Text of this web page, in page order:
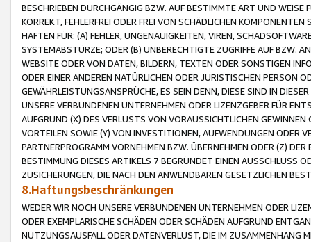
BESCHRIEBEN DURCHGÄNGIG BZW. AUF BESTIMMTE ART UND
KORREKT, FEHLERFREI ODER FREI VON SCHÄDLICHEN
HAFTEN FÜR: (A) FEHLER, UNGENAUIGKEITEN, VIREN,
SYSTEMABSTÜRZE; ODER (B) UNBERECHTIGTE ZUGRIFFE AUF BZW.
WEBSITE ODER VON DATEN, BILDERN, TEXTEN ODER SONSTIGEN
ODER EINER ANDEREN NATÜRLICHEN ODER JURISTISCHEN PERSON
GEWÄHRLEISTUNGSANSPRÜCHE, ES SEIN DENN, DIESE SIND IN
UNSERE VERBUNDENEN UNTERNEHMEN ODER LIZENZGEBER FÜR
AUFGRUND (X) DES VERLUSTS VON VORAUSSICHTLICHEN
VORTEILEN SOWIE (Y) VON INVESTITIONEN, AUFWENDUNGEN ODER
PARTNERPROGRAMM VORNEHMEN BZW. ÜBERNEHMEN ODER (Z)
BESTIMMUNG DIESES ARTIKELS 7 BEGRÜNDET EINEN AUSSCHLUSS
ZUSICHERUNGEN, DIE NACH DEN ANWENDBAREN GESETZLICHEN
8.Haftungsbeschränkungen
WEDER WIR NOCH UNSERE VERBUNDENEN UNTERNEHMEN ODER
ODER EXEMPLARISCHE SCHÄDEN ODER SCHÄDEN AUFGRUND
NUTZUNGSAUSFALL ODER DATENVERLUST, DIE IM ZUSAMMENHANG